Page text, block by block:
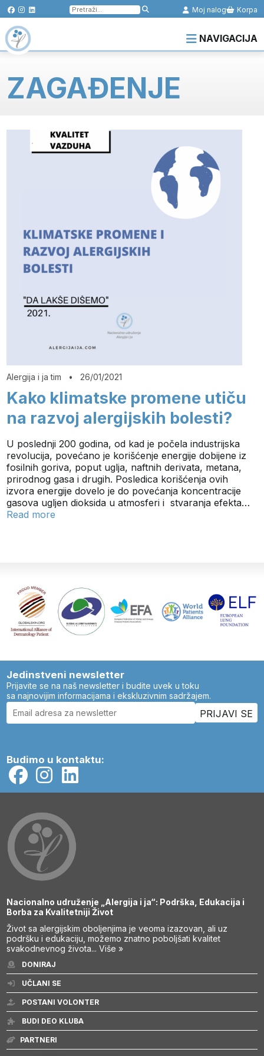
Pretraga
za:
Moj nalog Korpa
NAVIGACIJA
ZAGAĐENJE
Alergija i ja tim • 26/01/2021
Kako klimatske promene utiču
na razvoj alergijskih bolesti?
U poslednji 200 godina, od kad je počela industrijska
revolucija, povećano je korišćenje energije dobijene iz
fosilnih goriva, poput uglja, naftnih derivata, metana,
prirodnog gasa i drugih. Posledica korišćenja ovih
izvora energije dovelo je do povećanja koncentracije
gasova ugljen dioksida u atmosferi i stvaranja efekta…
Read more
Jedinstveni newsletter
Prijavite se na naš newsletter i budite uvek u toku
sa najnovijim informacijama i ekskluzivnim sadržajem.
Budimo u kontaktu:
Nacionalno udruženje „Alergija i ja“: Podrška, Edukacija i
Borba za Kvalitetniji Život
Život sa alergijskim oboljenjima je veoma izazovan, ali uz
podršku i edukaciju, možemo znatno poboljšati kvalitet
svakodnevnog života...Više »
DONIRAJ
UČLANI SE
POSTANI VOLONTER
BUDI DEO KLUBA
PARTNERI